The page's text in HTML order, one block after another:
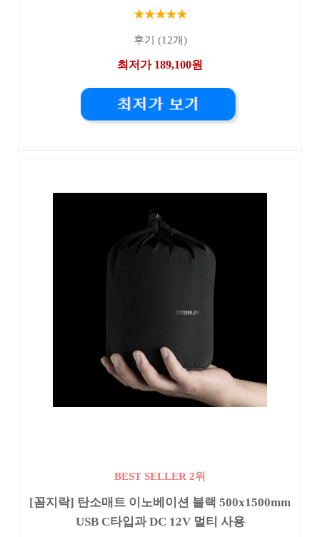
★★★★★
후기 (12개)
최저가 189,100원
BEST SELLER 2위
[꼼지락] 탄소매트 이노베이션 블랙 500x1500mm
USB C타입과 DC 12V 멀티 사용